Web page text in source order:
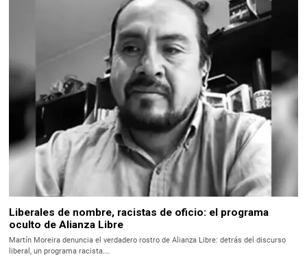
Liberales de nombre, racistas de oficio: el programa
oculto de Alianza Libre
Martín Moreira denuncia el verdadero rostro de Alianza Libre: detrás del discurso
liberal, un programa racista.…